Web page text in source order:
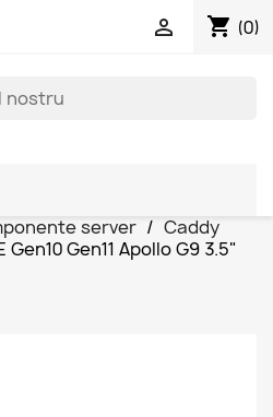
shopping_cart (0)

server
Caddy
Gen10 Gen11 Apollo G9 3.5"